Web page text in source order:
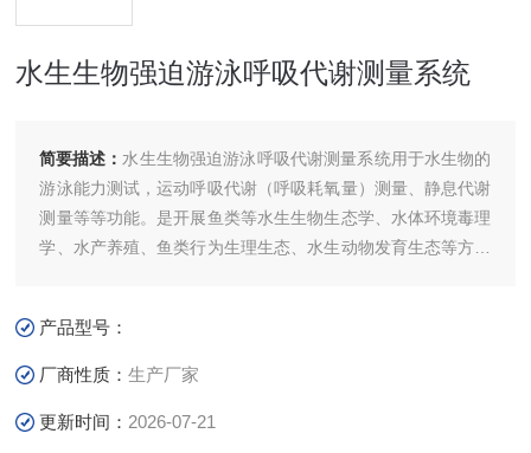
水生生物强迫游泳呼吸代谢测量系统
简要描述： 水生生物强迫游泳呼吸代谢测量系统用于水生物的
游泳能力测试，运动呼吸代谢（呼吸耗氧量）测量、静息代谢
测量等等功能。是开展鱼类等水生生物生态学、水体环境毒理
学、水产养殖、鱼类行为生理生态、水生动物发育生态等方面
产品型号：
厂商性质：生产厂家
更新时间： 2026-07-21